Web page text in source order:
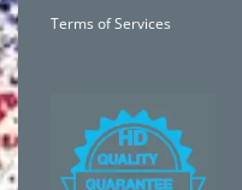
Terms of Services